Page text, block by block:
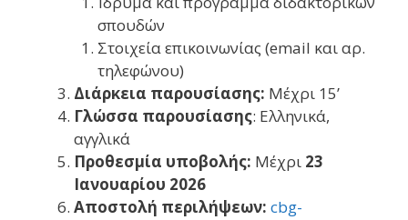
σπουδών
Στοιχεία επικοινωνίας (email και αρ.
τηλεφώνου)
Διάρκεια παρουσίασης: Μέχρι 15’
Γλώσσα παρουσίασης: Ελληνικά,
αγγλικά
Προθεσμία υποβολής: Μέχρι 23
Ιανουαρίου 2026
Αποστολή περιλήψεων: cbg-